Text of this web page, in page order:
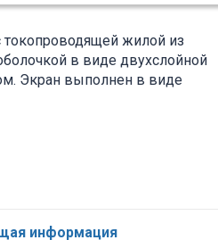
жилой из
в виде двухслойной
Экран выполнен в виде
при номинальном
защитная оболочка из
(600 Вольт); 3 -
информация